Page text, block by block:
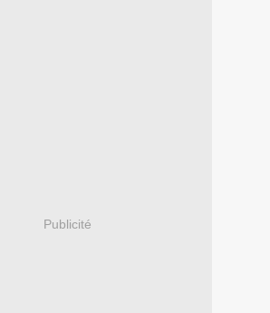
Publicité